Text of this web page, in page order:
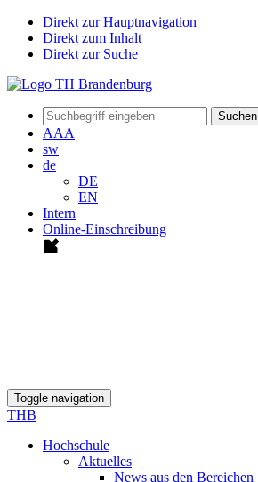
Direkt zur Hauptnavigation
Direkt zum Inhalt
Direkt zur Suche
Suchen
AAA
sw
de
DE
EN
Intern
Online-Einschreibung
Toggle navigation
THB
Hochschule
Aktuelles
News aus den Bereichen